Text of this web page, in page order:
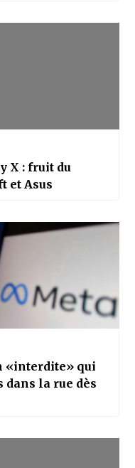
X : fruit du
et Asus
«interdite» qui
la rue dès